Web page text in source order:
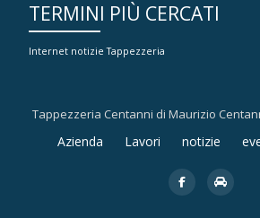
TERMINI PIÙ CERCATI
Internet notizie Tappezzeria
Tappezzeria Centanni di Maurizio
Menù
Azienda Lavori notizie
fa-
facebook
fa-
car